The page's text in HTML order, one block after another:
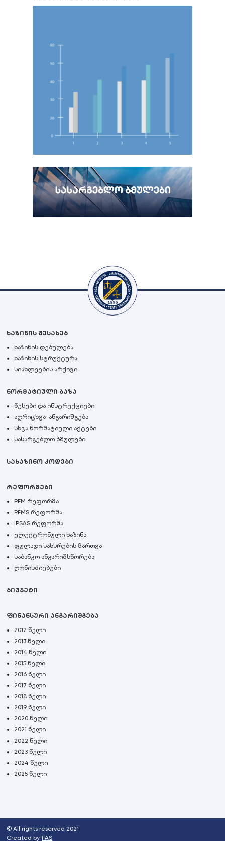
ხაზინის შესახებ
ხაზინის დებულება
ხაზინის სტრუქტურა
სიახლეების არქივი
ნორმატიული ბაზა
წესები და ინსტრუქციები
აღრიცხვა-ანგარიშგება
სხვა ნორმატიული აქტები
სასარგებლო ბმულები
სახაზინო კოდები
რეფორმები
PFM რეფორმა
PFMS რეფორმა
IPSAS რეფორმა
ელექტრონული ხაზინა
ფულადი სახსრების მართვა
საბანკო ანგარიშსწორება
ღონისძიებები
ბიუჯეტი
ფინანსური ანგარიშგება
2012 წელი
2013 წელი
2014 წელი
2015 წელი
2016 წელი
2017 წელი
2018 წელი
2019 წელი
2020 წელი
2021 წელი
2022 წელი
2023 წელი
2024 წელი
2025 წელი
© All rights reserved 2021
Created by FAS